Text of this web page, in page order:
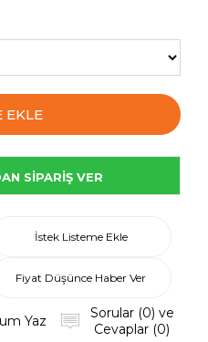
SİPARİŞ VER
İstek Listeme Ekle
Fiyat Düşünce Haber Ver
Yaz
Sorular (0) ve
Cevaplar (0)